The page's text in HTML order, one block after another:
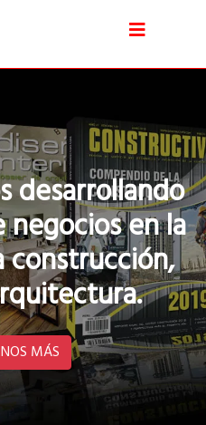
desarrollando
en la
construcción,
MÁS